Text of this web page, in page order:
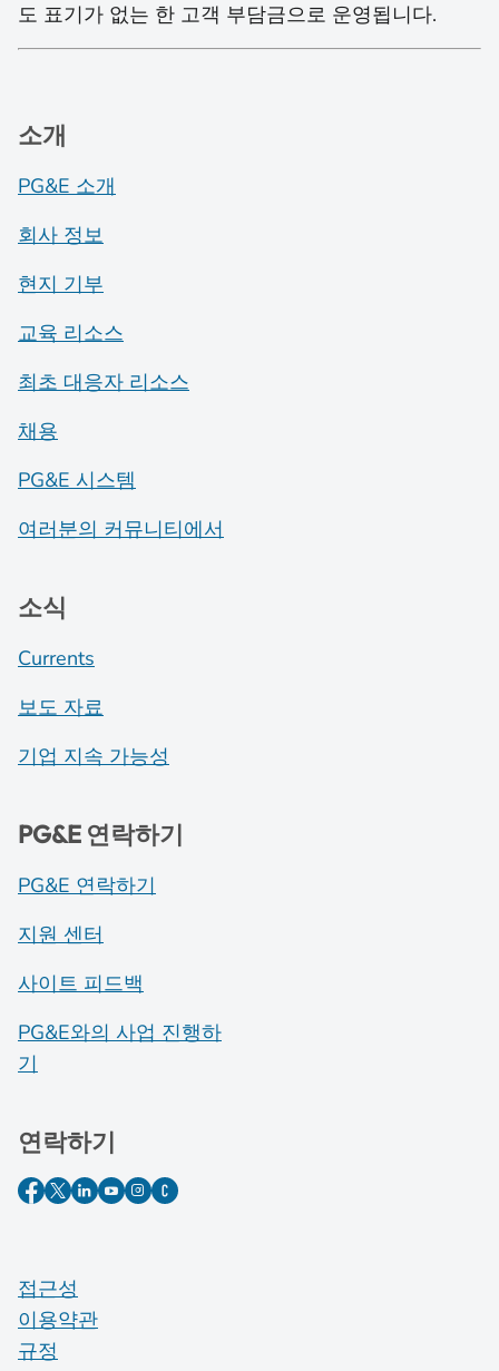
도 표기가 없는 한 고객 부담금으로 운영됩니다.
소개
PG&E 소개
회사 정보
현지 기부
교육 리소스
최초 대응자 리소스
채용
PG&E 시스템
여러분의 커뮤니티에서
소식
Currents
보도 자료
기업 지속 가능성
PG&E 연락하기
PG&E 연락하기
지원 센터
사이트 피드백
PG&E와의 사업 진행하
기
연락하기
접근성
이용약관
규정